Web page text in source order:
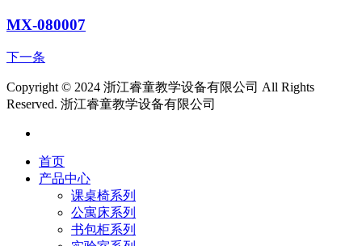
MX-080007
下一条
Copyright © 2024 浙江睿童教学设备有限公司 All Rights
Reserved. 浙江睿童教学设备有限公司
首页
产品中心
课桌椅系列
公寓床系列
书包柜系列